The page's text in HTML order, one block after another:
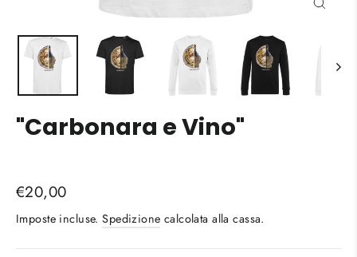
"Carbonara e Vino"
invalid url input
Prezzo
di
€20,00
Imposte incluse.Spedizione calcolata alla cassa.